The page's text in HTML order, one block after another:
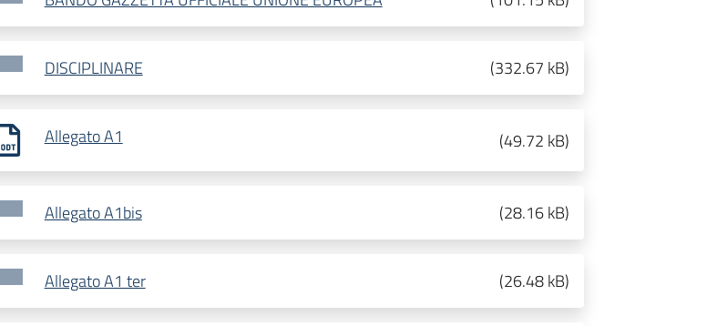
DISCIPLINARE (332.67 kB)
Allegato A1 (49.72 kB)
Allegato A1bis (28.16 kB)
Allegato A1 ter (26.48 kB)